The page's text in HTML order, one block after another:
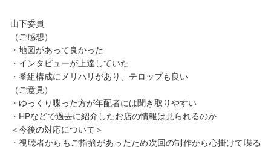
山下委員
（ご感想）
・地図があって良かった
・インタビューが上達していた
・番組構成にメリハリがあり、テロップも良い
（ご意見）
・ゆっくり喋った方が年配者には聞き取りやすい
・HPなどで過去に紹介したお店の情報は見られるのか
＜今後の対応について＞
・視聴者からもご指摘があったため次回の制作から心掛けて喋る